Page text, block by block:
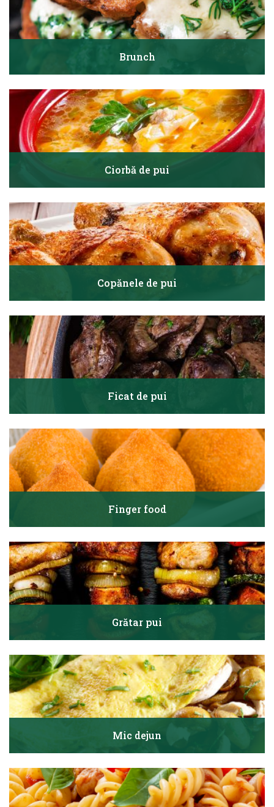
Brunch
Ciorbă de pui
Copănele de pui
Ficat de pui
Finger food
Grătar pui
Mic dejun